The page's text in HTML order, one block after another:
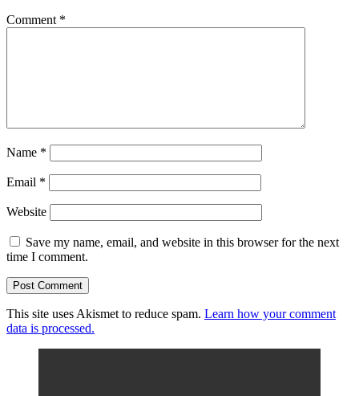
Comment *
Name *
Email *
Website
Save my name, email, and website in this browser for the next
time I comment.
This site uses Akismet to reduce spam. Learn how your comment
data is processed.